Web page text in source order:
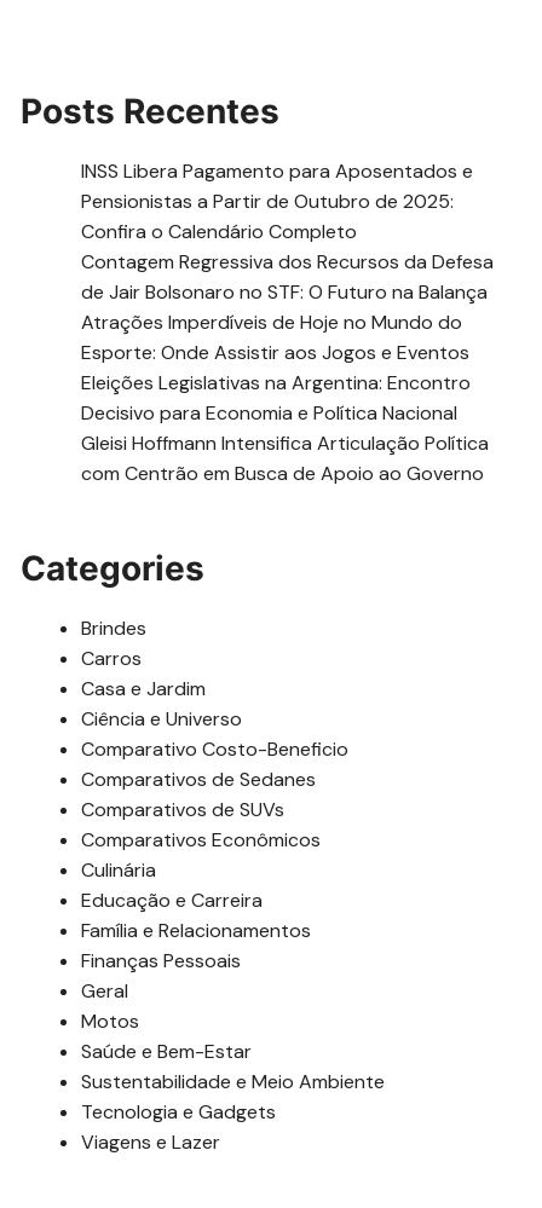
Posts Recentes
INSS Libera Pagamento para Aposentados e
Pensionistas a Partir de Outubro de 2025:
Confira o Calendário Completo
Contagem Regressiva dos Recursos da Defesa
de Jair Bolsonaro no STF: O Futuro na Balança
Atrações Imperdíveis de Hoje no Mundo do
Esporte: Onde Assistir aos Jogos e Eventos
Eleições Legislativas na Argentina: Encontro
Decisivo para Economia e Política Nacional
Gleisi Hoffmann Intensifica Articulação Política
com Centrão em Busca de Apoio ao Governo
Categories
Brindes
Carros
Casa e Jardim
Ciência e Universo
Comparativo Costo-Beneficio
Comparativos de Sedanes
Comparativos de SUVs
Comparativos Econômicos
Culinária
Educação e Carreira
Família e Relacionamentos
Finanças Pessoais
Geral
Motos
Saúde e Bem-Estar
Sustentabilidade e Meio Ambiente
Tecnologia e Gadgets
Viagens e Lazer